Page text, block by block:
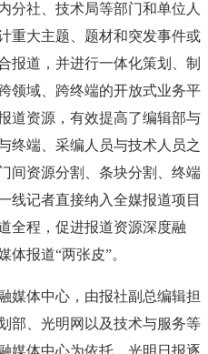
分社、技术局等部门和单位人
重大主题、题材和突发事件或
报道，并进行一体化策划、制
领域、跨终端的开放式业务平
道资源，有效提高了编辑部与
终端、采编人员与技术人员之
间资源分割、条块分割、终端
线记者直接纳入全媒报道项目
全程，促进报道资源深度融
报道“两张皮”。
媒体中心，由报社副总编辑担
部、光明网以及技术与服务等
媒体中心为依托，光明日报逐